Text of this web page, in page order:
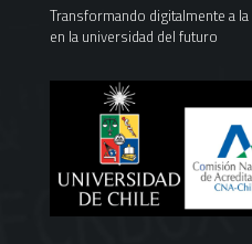
Transformando digitalmente a
en la universidad del futuro